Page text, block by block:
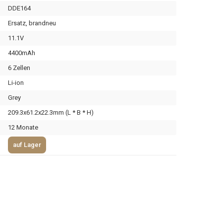
DDE164
Ersatz, brandneu
11.1V
4400mAh
6 Zellen
Li-ion
Grey
209.3x61.2x22.3mm (L * B * H)
12 Monate
auf Lager